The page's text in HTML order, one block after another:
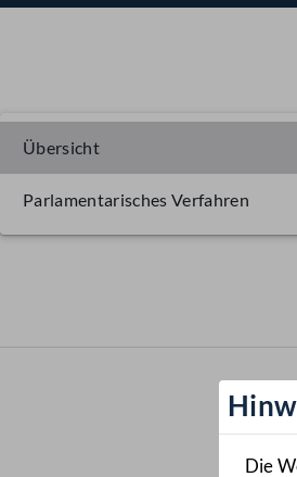
Die
Übersicht
Parlamentarisches Verfahren